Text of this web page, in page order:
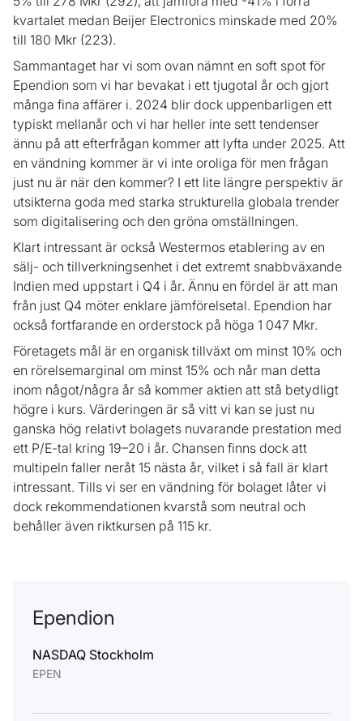
kvartalet medan Beijer Electronics minskade med 20%
till 180 Mkr (223).
Sammantaget har vi som ovan nämnt en soft spot för
Ependion som vi har bevakat i ett tjugotal år och gjort
många fina affärer i. 2024 blir dock uppenbarligen ett
typiskt mellanår och vi har heller inte sett tendenser
ännu på att efterfrågan kommer att lyfta under 2025. Att
en vändning kommer är vi inte oroliga för men frågan
just nu är när den kommer? I ett lite längre perspektiv är
utsikterna goda med starka strukturella globala trender
som digitalisering och den gröna omställningen.
Klart intressant är också Westermos etablering av en
sälj- och tillverkningsenhet i det extremt snabbväxande
Indien med uppstart i Q4 i år. Ännu en fördel är att man
från just Q4 möter enklare jämförelsetal. Ependion har
också fortfarande en orderstock på höga 1 047 Mkr.
Företagets mål är en organisk tillväxt om minst 10% och
en rörelsemarginal om minst 15% och når man detta
inom något/några år så kommer aktien att stå betydligt
högre i kurs. Värderingen är så vitt vi kan se just nu
ganska hög relativt bolagets nuvarande prestation med
ett P/E-tal kring 19–20 i år. Chansen finns dock att
multipeln faller neråt 15 nästa år, vilket i så fall är klart
intressant. Tills vi ser en vändning för bolaget låter vi
dock rekommendationen kvarstå som neutral och
behåller även riktkursen på 115 kr.
Ependion
NASDAQ Stockholm
EPEN